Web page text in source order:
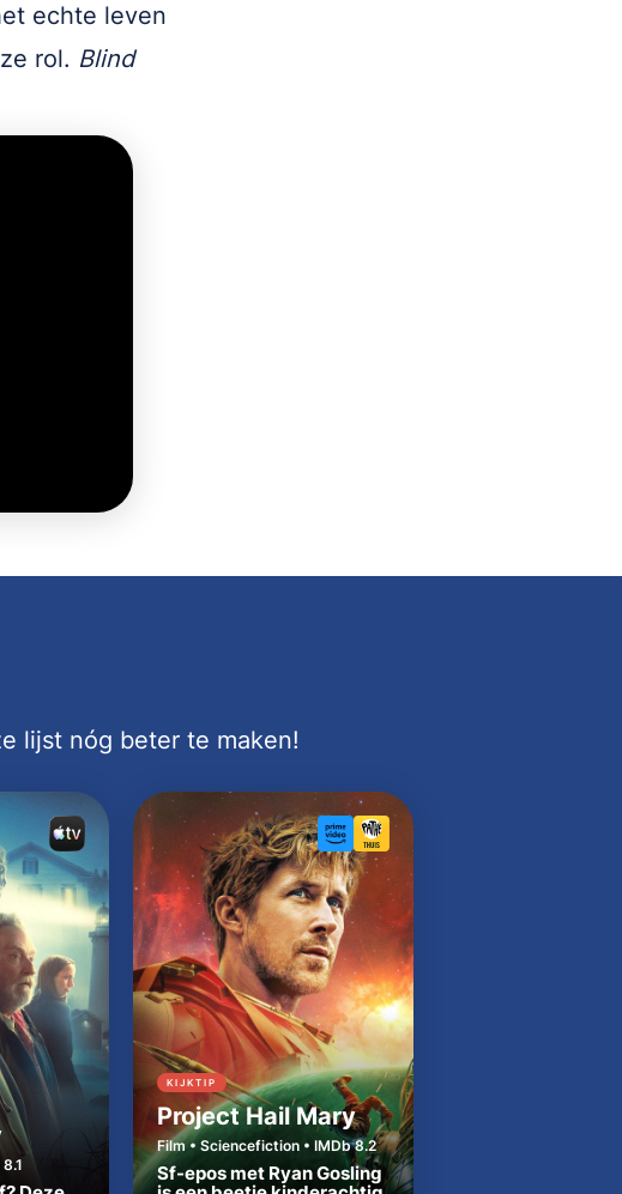
echte leven
rol. Blind
lijst nóg beter te maken!
KIJKTIP
Project Hail Mary
Film • Sciencefiction • IMDb 8.2
Sf-epos met Ryan Gosling